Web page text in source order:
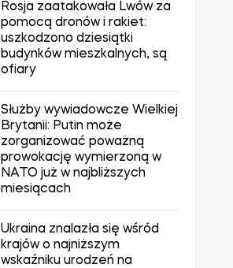
Rosja zaatakowała Lwów za
pomocą dronów i rakiet:
uszkodzono dziesiątki
budynków mieszkalnych, są
ofiary
Służby wywiadowcze Wielkiej
Brytanii: Putin może
zorganizować poważną
prowokację wymierzoną w
NATO już w najbliższych
miesiącach
Ukraina znalazła się wśród
krajów o najniższym
wskaźniku urodzeń na